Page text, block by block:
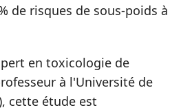
de risques de sous-poids à
en toxicologie de
à l'Université de
cette étude est